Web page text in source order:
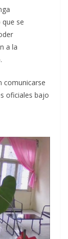
se
a la
comunicarse
oficiales bajo